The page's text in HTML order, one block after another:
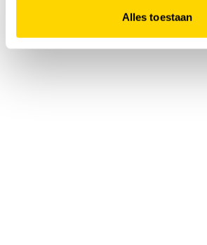
Alles toestaan